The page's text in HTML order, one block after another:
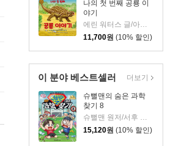
나의 첫 번째 공룡 이
야기
에린 워터스 글/아날리사 두란데,마리나 두란테 그림/박은진 역
11,700원 (10% 할인)
이 분야 베스트셀러
슈뻘맨의 숨은 과학
찾기 8
슈뻘맨 원저/서후 글/류수형 그림/샌드박스네트워크,정재형 감수
15,120원 (10% 할인)
더보기